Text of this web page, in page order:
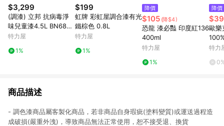
$3,299
(調漆) 立邦 抗病毒淨
味兒童漆4.5L BN6860
-4 紫羅蘭
特力屋
1%
$199
虹牌 彩虹屋調合漆有光
鐵棕色 0.8L
特力屋
1%
降價
$105 (降$4)
恐龍 漆必豔 印度紅136
400ml
特力屋
1%
降價
歐樂
升1
特力
商品描述
- 調色漆商品屬客製化商品，若非商品自身瑕疵(塗料變質)或運送過程造
成破損(嚴重外洩)，導致商品無法正常使用，恕不接受退、換貨